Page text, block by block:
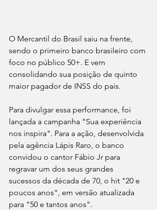
O Mercantil do Brasil saiu na frente,
sendo o primeiro banco brasileiro com
foco no público 50+. E vem
consolidando sua posição de quinto
maior pagador de INSS do país.
Para divulgar essa performance, foi
lançada a campanha "Sua experiência
nos inspira". Para a ação, desenvolvida
pela agência Lápis Raro, o banco
convidou o cantor Fábio Jr para
regravar um dos seus grandes
sucessos da década de 70, o hit "20 e
poucos anos", em versão atualizada
para "50 e tantos anos".